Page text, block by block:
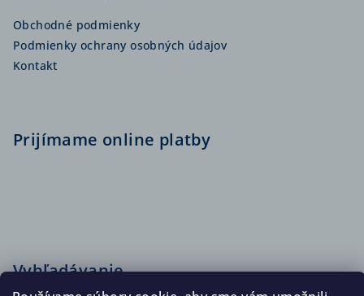
Obchodné podmienky
Podmienky ochrany osobných údajov
Kontakt
Prijímame online platby
Vyhľadávanie